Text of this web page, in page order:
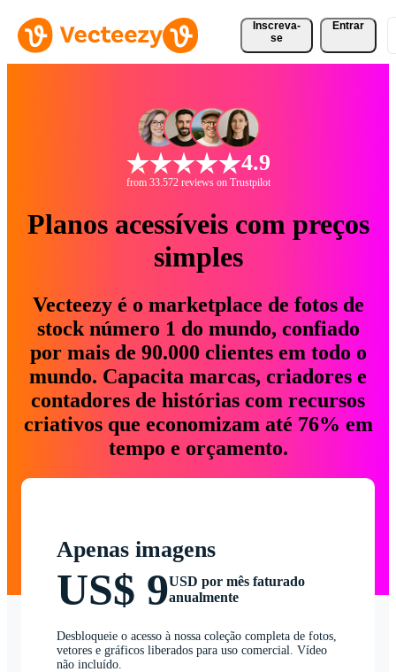
Inscreva-
se
Entrar
4.9
from 33.572 reviews on Trustpilot
Planos acessíveis com preços
simples
Vecteezy é o marketplace de fotos de
stock número 1 do mundo, confiado
por mais de 90.000 clientes em todo o
mundo. Capacita marcas, criadores e
contadores de histórias com recursos
criativos que economizam até 76% em
tempo e orçamento.
Apenas imagens
US$ 9USD por mês faturado
anualmente
Desbloqueie o acesso à nossa coleção completa de fotos,
vetores e gráficos liberados para uso comercial. Vídeo
não incluído.